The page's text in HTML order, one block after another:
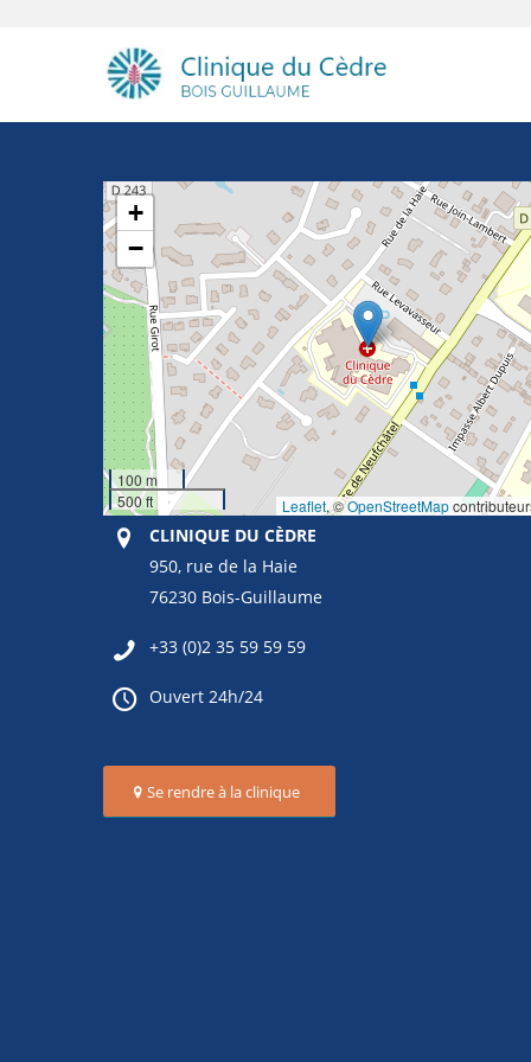
+
−
100 m
500 ft
Leaflet, ©OpenStreetMap
CLINIQUE DU CÈDRE
950, rue de la Haie
76230 Bois-Guillaume
+33 (0)2 35 59 59 59
Ouvert 24h/24
Se rendre à la clinique